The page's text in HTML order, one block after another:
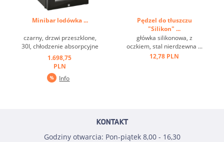
Minibar lodówka ...
czarny, drzwi przeszklone,
30l, chłodzenie absorpcyjne
...
1.698,75
PLN
Info
Pędzel do tłuszczu
"Silikon" ...
główka silikonowa, z
oczkiem, stal nierdzewna ...
12,78 PLN
KONTAKT
Godziny otwarcia: Pon-piątek 8,00 - 16,30